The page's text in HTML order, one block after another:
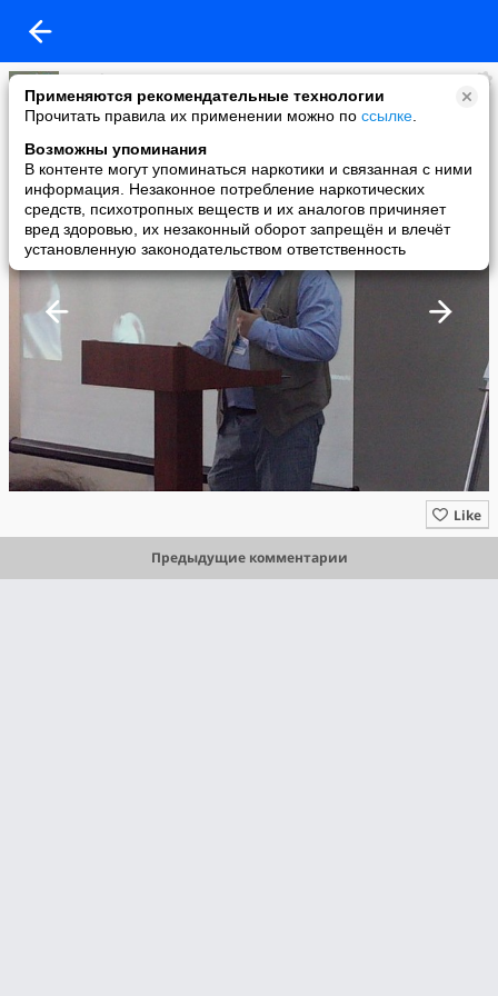
Применяются рекомендательные технологии
Прочитать правила их применении можно по ссылке
Возможны упоминания
В контенте могут упоминаться наркотики и связанная с ними
информация. Незаконное потребление наркотических
средств, психотропных веществ и их аналогов причиняет
вред здоровью, их незаконный оборот запрещён и влечёт
установленную законодательством ответственность
astrolog1
added a photo
28 Sep в 17:00
Like
Предыдущие комментарии